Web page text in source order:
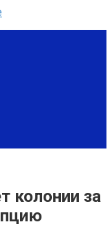
колонии за